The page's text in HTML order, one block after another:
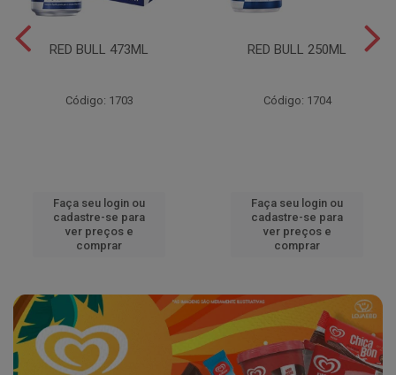
RED BULL 473ML
Código: 1703
Faça seu login ou
cadastre-se para
ver preços e
comprar
RED BULL 250ML
Código: 1704
Faça seu login ou
cadastre-se para
ver preços e
comprar